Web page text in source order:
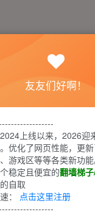
儿也不是奴婢了
还有美丽的金儿
友友们好啊！
上线以来，2026迎
优化了网页性能，更新
游戏区等等各类新功能
稳定且便宜的翻墙梯
自取
： 点击这里注册